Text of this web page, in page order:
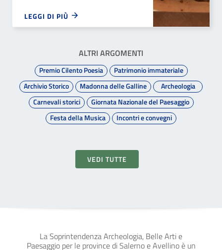
LEGGI DI PIÙ
ALTRI ARGOMENTI
Premio Cilento Poesia
Patrimonio immateriale
Archivio Storico
Madonna delle Galline
Archeologia
Carnevali storici
Giornata Nazionale del Paesaggio
Festa della Musica
Incontri e convegni
VEDI TUTTE
La Soprintendenza Archeologia, Belle Arti e
Paesaggio per le province di Salerno e Avellino è un